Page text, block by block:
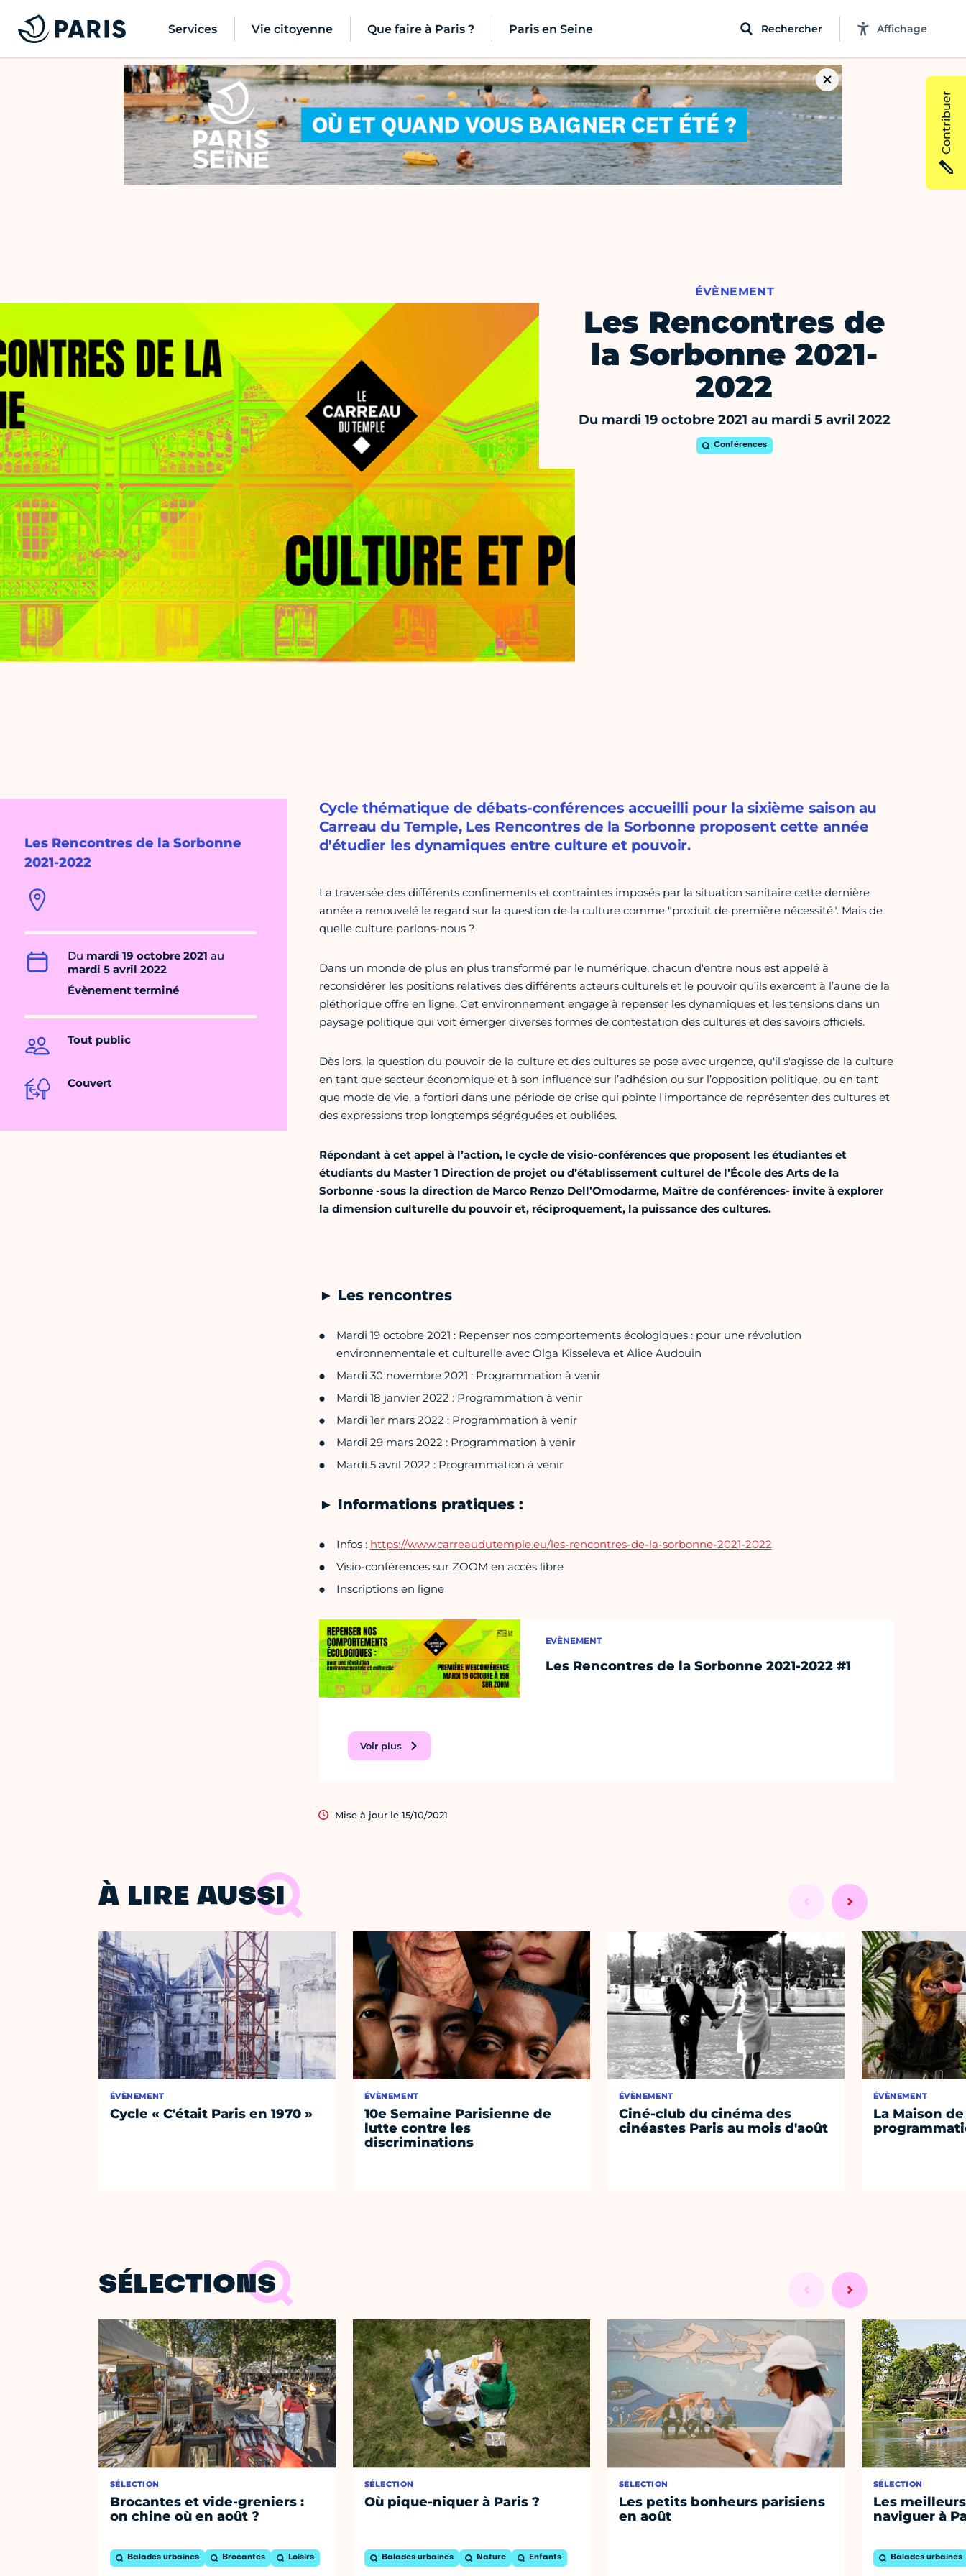
Services Vie citoyenne Que faire à Paris ? Paris en Seine Rechercher Affichage
ÉVÈNEMENT
Les Rencontres de
la Sorbonne 2021-
2022
Du mardi 19 octobre 2021 au mardi 5 avril 2022
Conférences
Les Rencontres de la Sorbonne
2021-2022
Du mardi 19 octobre 2021 au
mardi 5 avril 2022
Évènement terminé
Tout public
Couvert
Cycle thématique de débats-conférences accueilli pour la sixième saison au
Carreau du Temple, Les Rencontres de la Sorbonne proposent cette année
d'étudier les dynamiques entre culture et pouvoir.
La traversée des différents confinements et contraintes imposés par la situation sanitaire cette dernière
année a renouvelé le regard sur la question de la culture comme "produit de première nécessité". Mais de
quelle culture parlons-nous ?
Dans un monde de plus en plus transformé par le numérique, chacun d'entre nous est appelé à
reconsidérer les positions relatives des différents acteurs culturels et le pouvoir qu’ils exercent à l’aune de la
pléthorique offre en ligne. Cet environnement engage à repenser les dynamiques et les tensions dans un
paysage politique qui voit émerger diverses formes de contestation des cultures et des savoirs officiels.
Dès lors, la question du pouvoir de la culture et des cultures se pose avec urgence, qu'il s'agisse de la culture
en tant que secteur économique et à son influence sur l’adhésion ou sur l’opposition politique, ou en tant
que mode de vie, a fortiori dans une période de crise qui pointe l'importance de représenter des cultures et
des expressions trop longtemps ségréguées et oubliées.
Répondant à cet appel à l’action, le cycle de visio-conférences que proposent les étudiantes et
étudiants du Master 1 Direction de projet ou d’établissement culturel de l’École des Arts de la
Sorbonne -sous la direction de Marco Renzo Dell’Omodarme, Maître de conférences- invite à explorer
la dimension culturelle du pouvoir et, réciproquement, la puissance des cultures.
► Les rencontres
Mardi 19 octobre 2021 : Repenser nos comportements écologiques : pour une révolution
environnementale et culturelle avec Olga Kisseleva et Alice Audouin
Mardi 30 novembre 2021 : Programmation à venir
Mardi 18 janvier 2022 : Programmation à venir
Mardi 1er mars 2022 : Programmation à venir
Mardi 29 mars 2022 : Programmation à venir
Mardi 5 avril 2022 : Programmation à venir
► Informations pratiques :
Infos : https://www.carreaudutemple.eu/les-rencontres-de-la-sorbonne-2021-2022
Visio-conférences sur ZOOM en accès libre
Inscriptions en ligne
EVÈNEMENT
Les Rencontres de la Sorbonne 2021-2022 #1
Voir plus
Mise à jour le 15/10/2021
À LIRE AUSSI
ÉVÈNEMENT
Cycle « C'était Paris en 1970 »
ÉVÈNEMENT
10e Semaine Parisienne de
lutte contre les
discriminations
ÉVÈNEMENT
Ciné-club du cinéma des
cinéastes Paris au mois d'août
ÉVÈNEMENT
La Maison
SÉLECTIONS
SÉLECTION
Brocantes et vide-greniers :
on chine où en août ?
Balades urbaines Brocantes Loisirs
SÉLECTION
Où pique-niquer à Paris ?
Balades urbaines Nature Enfants
SÉLECTION
Les petits bonheurs parisiens
en août
SÉLECTION
Les
naviguer à
Balades urbaines
Contribuer